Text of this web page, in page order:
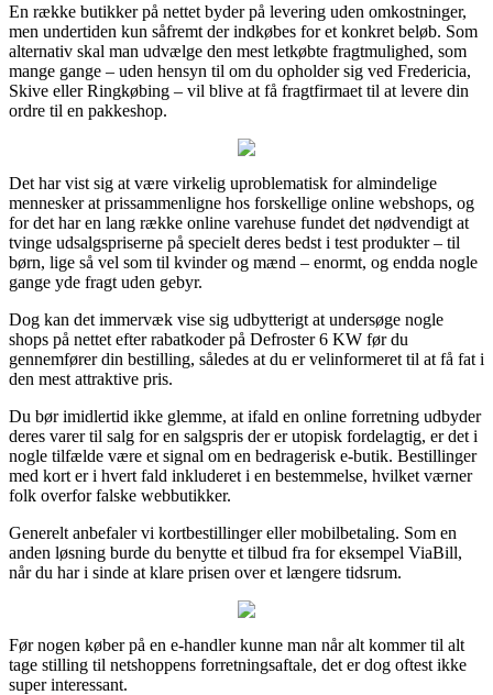
En række butikker på nettet byder på levering uden omkostninger,
men undertiden kun såfremt der indkøbes for et konkret beløb. Som
alternativ skal man udvælge den mest letkøbte fragtmulighed, som
mange gange – uden hensyn til om du opholder sig ved Fredericia,
Skive eller Ringkøbing – vil blive at få fragtfirmaet til at levere din
ordre til en pakkeshop.
Det har vist sig at være virkelig uproblematisk for almindelige
mennesker at prissammenligne hos forskellige online webshops, og
for det har en lang række online varehuse fundet det nødvendigt at
tvinge udsalgspriserne på specielt deres bedst i test produkter – til
børn, lige så vel som til kvinder og mænd – enormt, og endda nogle
gange yde fragt uden gebyr.
Dog kan det immervæk vise sig udbytterigt at undersøge nogle
shops på nettet efter rabatkoder på Defroster 6 KW før du
gennemfører din bestilling, således at du er velinformeret til at få fat i
den mest attraktive pris.
Du bør imidlertid ikke glemme, at ifald en online forretning udbyder
deres varer til salg for en salgspris der er utopisk fordelagtig, er det i
nogle tilfælde være et signal om en bedragerisk e-butik. Bestillinger
med kort er i hvert fald inkluderet i en bestemmelse, hvilket værner
folk overfor falske webbutikker.
Generelt anbefaler vi kortbestillinger eller mobilbetaling. Som en
anden løsning burde du benytte et tilbud fra for eksempel ViaBill,
når du har i sinde at klare prisen over et længere tidsrum.
Før nogen køber på en e-handler kunne man når alt kommer til alt
tage stilling til netshoppens forretningsaftale, det er dog oftest ikke
super interessant.